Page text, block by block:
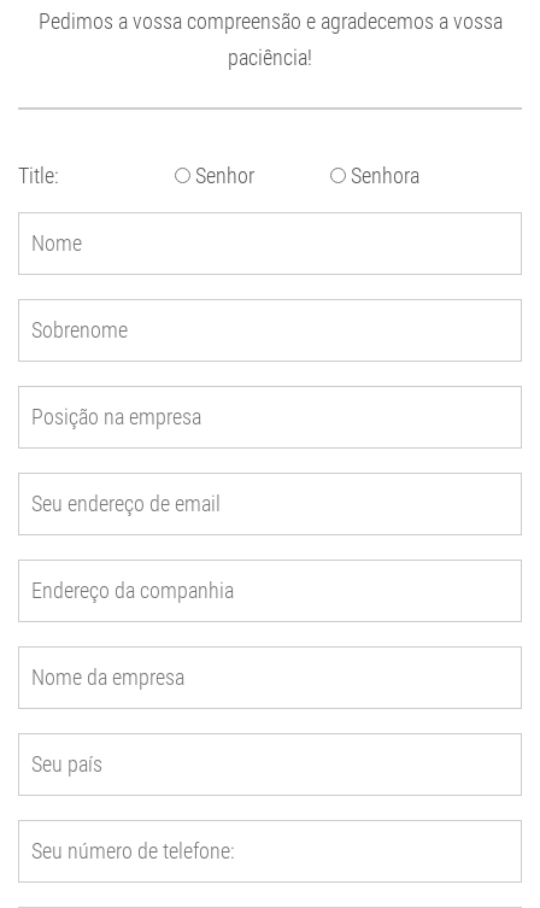
Pedimos a vossa compreensão e agradecemos a vossa
paciência!
Title: Senhor Senhora